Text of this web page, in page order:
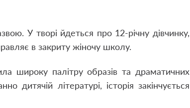
У творі йдеться про 12-річну дівчинку,
в закриту жіночу школу.
широку палітру образів та драматичних
дитячій літературі, історія закінчується